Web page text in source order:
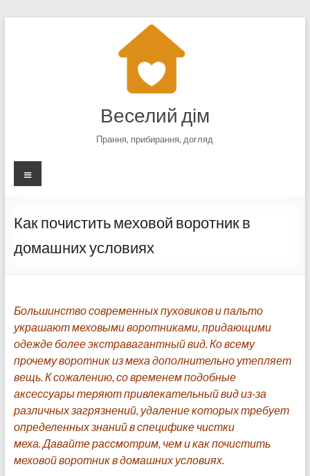
Веселий дім
Прання, прибирання, догляд
Меню
Как почистить меховой воротник в
домашних условиях
Большинство современных пуховиков и пальто
украшают меховыми воротниками, придающими
одежде более экстравагантный вид. Ко всему
прочему воротник из меха дополнительно утепляет
вещь. К сожалению, со временем подобные
аксессуары теряют привлекательный вид из-за
различных загрязнений, удаление которых требует
определенных знаний в специфике чистки
меха. Давайте рассмотрим, чем и как почистить
меховой воротник в домашних условиях.